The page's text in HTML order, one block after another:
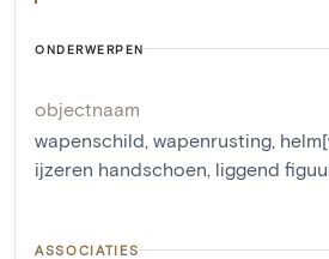
ONDERWERPEN
objectnaam
wapenschild, wapenrusting,
ijzeren handschoen, liggend
ASSOCIATIES